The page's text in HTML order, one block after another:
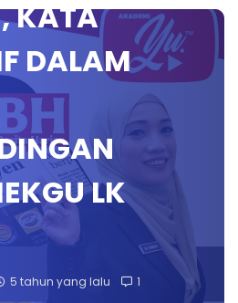
KATA
DALAM
LK
5 tahun yang lalu 1